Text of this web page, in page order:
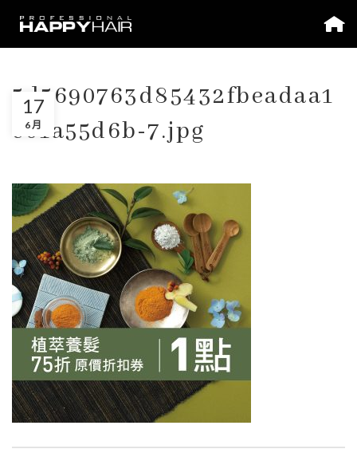
5d5690763d85432fbeadaa1
e01a55d6b-7.jpg
17
6 月